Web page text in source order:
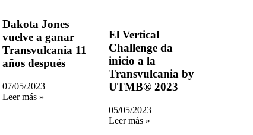
Dakota Jones
vuelve a ganar
Transvulcania 11
años después
07/05/2023
Leer más »
El Vertical
Challenge da
inicio a la
Transvulcania by
UTMB® 2023
05/05/2023
Leer más »